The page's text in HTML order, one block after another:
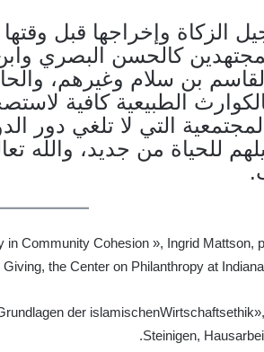
الزكاة وإخراجها قبل
كالحسن البصري
بن سلام وغيرهم،
الطبيعية كافية
التي لا تلغي دور
للحياة من جديد، والله
in Community Cohesion », Ingrid Mattson,
the Center on Philanthropy at
Grundlagen der
Steinigen,